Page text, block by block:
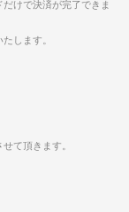
けで決済が完了できま
します。
て頂きます。